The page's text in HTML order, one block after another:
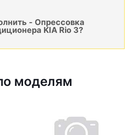
- Опрессовка
KIA Rio 3?
моделям